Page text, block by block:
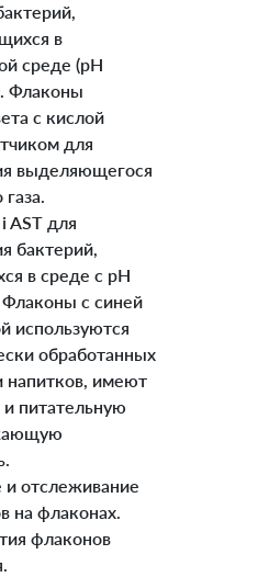
в
среде (pH
Флаконы
с кислой
для
выделяющегося
газа.
AST для
бактерий,
в среде с pH
с синей
используются
обработанных
напитков, имеют
и питательную
отслеживание
на флаконах.
флаконов